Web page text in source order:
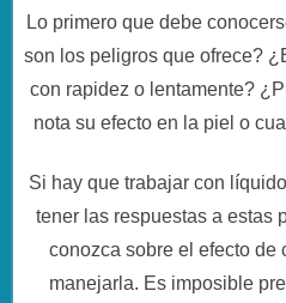
Lo primero que debe
son los peligros que ofrece?
con rapidez o lentamente?
nota su efecto en la piel o
Si hay que trabajar con
tener las respuestas a estas
conozca sobre el efecto de
manejarla. Es imposible